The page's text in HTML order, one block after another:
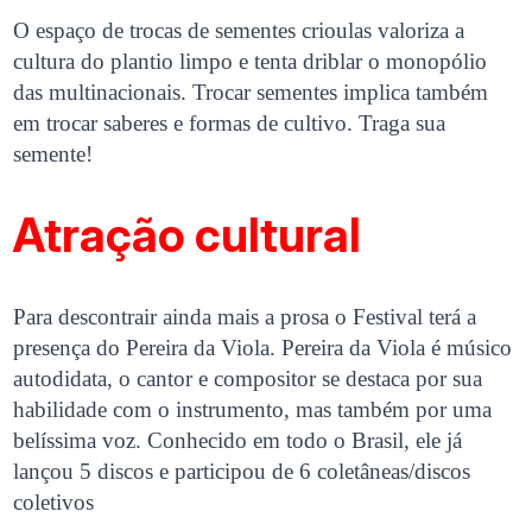
O espaço de trocas de sementes crioulas valoriza a
cultura do plantio limpo e tenta driblar o monopólio
das multinacionais. Trocar sementes implica também
em trocar saberes e formas de cultivo. Traga sua
semente!
Atração cultural
Para descontrair ainda mais a prosa o Festival terá a
presença do Pereira da Viola. Pereira da Viola é músico
autodidata, o cantor e compositor se destaca por sua
habilidade com o instrumento, mas também por uma
belíssima voz. Conhecido em todo o Brasil, ele já
lançou 5 discos e participou de 6 coletâneas/discos
coletivos